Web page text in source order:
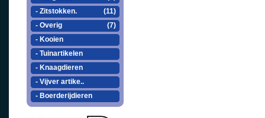
- Zitstokken.
(11)
- Overig
(7)
- Kooien
- Tuinartikelen
- Knaagdieren
- Vijver artike..
- Boerderijdieren